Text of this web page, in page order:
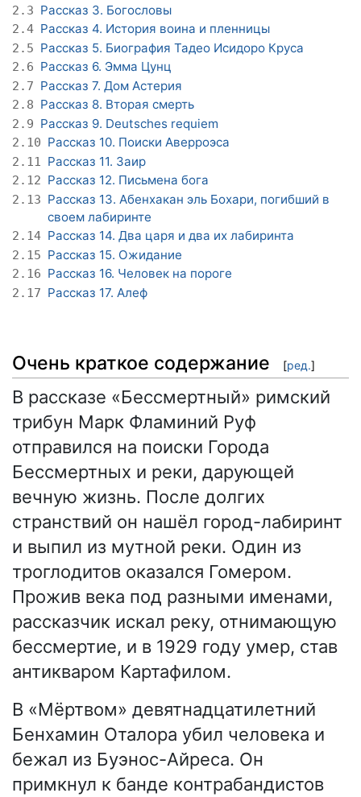
2.3 Рассказ 3. Богословы
2.4 Рассказ 4. История воина и пленницы
2.5 Рассказ 5. Биография Тадео Исидоро Круса
2.6 Рассказ 6. Эмма Цунц
2.7 Рассказ 7. Дом Астерия
2.8 Рассказ 8. Вторая смерть
2.9 Рассказ 9. Deutsches requiem
2.10 Рассказ 10. Поиски Аверроэса
2.11 Рассказ 11. Заир
2.12 Рассказ 12. Письмена бога
2.13 Рассказ 13. Абенхакан эль Бохари, погибший в
своем лабиринте
2.14 Рассказ 14. Два царя и два их лабиринта
2.15 Рассказ 15. Ожидание
2.16 Рассказ 16. Человек на пороге
2.17 Рассказ 17. Алеф
Очень краткое содержание [ред.]
В рассказе «Бессмертный» римский
трибун Марк Фламиний Руф
отправился на поиски Города
Бессмертных и реки, дарующей
вечную жизнь. После долгих
странствий он нашёл город-лабиринт
и выпил из мутной реки. Один из
троглодитов оказался Гомером.
Прожив века под разными именами,
рассказчик искал реку, отнимающую
бессмертие, и в 1929 году умер, став
антикваром Картафилом.
В «Мёртвом» девятнадцатилетний
Бенхамин Оталора убил человека и
бежал из Буэнос-Айреса. Он
примкнул к банде контрабандистов